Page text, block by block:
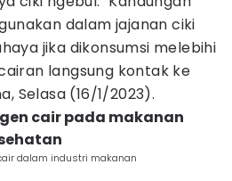
dalam jajanan ciki
jika dikonsumsi melebihi
langsung kontak ke
Selasa (16/1/2023).
cair pada makanan
dalam industri makanan